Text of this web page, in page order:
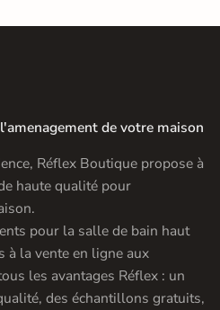
de votre maison
Réflex Boutique propose à
haute qualité pour
pour la salle de bain haut
à la vente en ligne aux
les avantages Réflex : un
des échantillons gratuits,